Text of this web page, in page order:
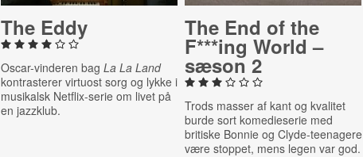
The Eddy
Oscar-vinderen bag La La Land
kontrasterer virtuost sorg og lykke i
musikalsk Netflix-serie om livet på
en jazzklub.
The End of the
F***ing World –
sæson 2
Trods masser af kant og kvalitet
burde sort komedieserie med
britiske Bonnie og Clyde-teenagere
være stoppet, mens legen var god.